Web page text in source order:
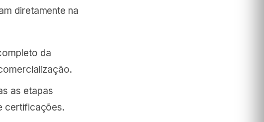
diretamente na
da
as etapas
certificações.